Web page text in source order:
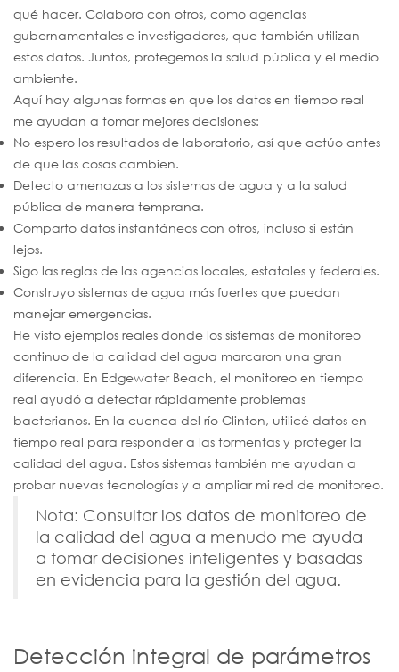
qué hacer. Colaboro con otros, como agencias
gubernamentales e investigadores, que también utilizan
estos datos. Juntos, protegemos la salud pública y el medio
ambiente.
Aquí hay algunas formas en que los datos en tiempo real
me ayudan a tomar mejores decisiones:
No espero los resultados de laboratorio, así que actúo antes
de que las cosas cambien.
Detecto amenazas a los sistemas de agua y a la salud
pública de manera temprana.
Comparto datos instantáneos con otros, incluso si están
lejos.
Sigo las reglas de las agencias locales, estatales y federales.
Construyo sistemas de agua más fuertes que puedan
manejar emergencias.
He visto ejemplos reales donde los sistemas de monitoreo
continuo de la calidad del agua marcaron una gran
diferencia. En Edgewater Beach, el monitoreo en tiempo
real ayudó a detectar rápidamente problemas
bacterianos. En la cuenca del río Clinton, utilicé datos en
tiempo real para responder a las tormentas y proteger la
calidad del agua. Estos sistemas también me ayudan a
probar nuevas tecnologías y a ampliar mi red de monitoreo.
Nota: Consultar los datos de monitoreo de
la calidad del agua a menudo me ayuda
a tomar decisiones inteligentes y basadas
en evidencia para la gestión del agua.
Detección integral de parámetros